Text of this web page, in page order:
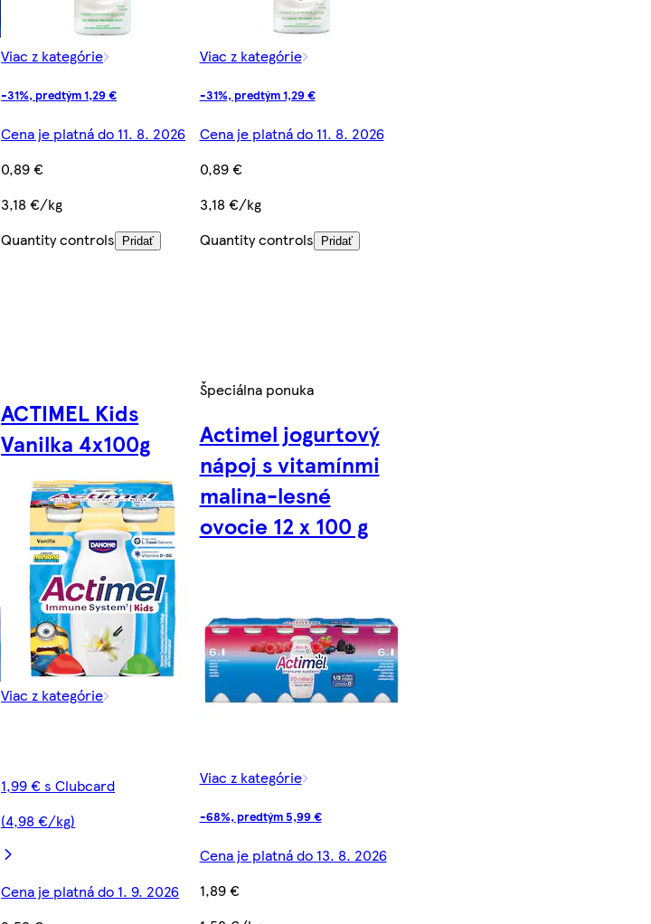
Viac z kategórie
-31%, predtým 1,29 €
Cena je platná do 11. 8. 2026
0,89 €
3,18 €/kg
Quantity controls
Pridať
Viac z kategórie
-31%, predtým 1,29 €
Cena je platná do 11. 8. 2026
0,89 €
3,18 €/kg
Quantity controls
Pridať
ACTIMEL Kids
Vanilka 4x100g
Viac z kategórie
1,99 € s Clubcard
(4,98 €/kg)
Cena je platná do 1. 9. 2026
Špeciálna ponuka
Actimel jogurtový
nápoj s vitamínmi
malina-lesné
ovocie 12 x 100 g
Viac z kategórie
-68%, predtým 5,99 €
Cena je platná do 13. 8. 2026
1,89 €